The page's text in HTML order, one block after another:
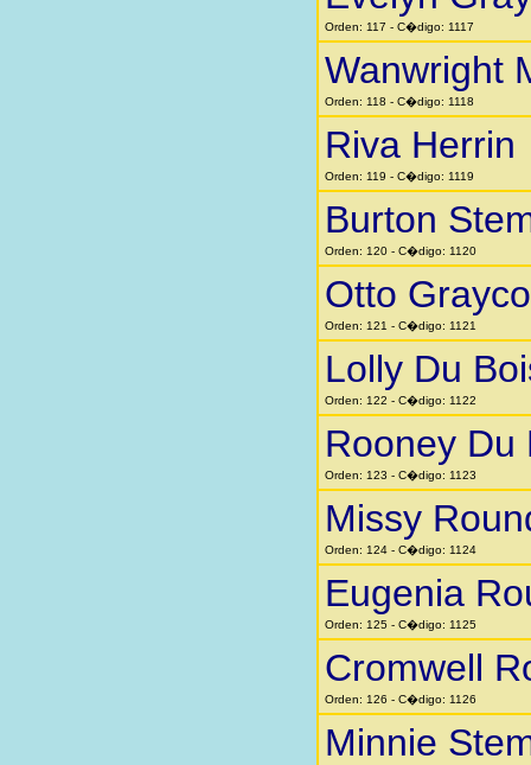
Orden: 117 - C�digo: 1117
Wanwright
Orden: 118 - C�digo: 1118
Riva Herrin
Orden: 119 - C�digo: 1119
Burton
Orden: 120 - C�digo: 1120
Otto
Orden: 121 - C�digo: 1121
Lolly Du
Orden: 122 - C�digo: 1122
Rooney Du
Orden: 123 - C�digo: 1123
Missy
Orden: 124 - C�digo: 1124
Eugenia
Orden: 125 - C�digo: 1125
Cromwell
Orden: 126 - C�digo: 1126
Minnie